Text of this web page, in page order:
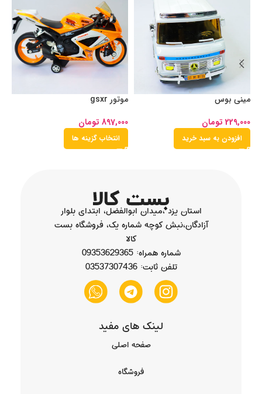
مینی بوس
229,000 تومان
افزودن به سبد خرید
موتور gsxr
897,000 تومان
انتخاب گزینه ها
استان یزد ،میدان ابوالفضل، ابتدای بلوار
آزادگان،نبش کوچه شماره یک، فروشگاه بست
کالا
شماره همراه: 09353629365
تلفن ثابت: 03537307436
لینک های مفید
صفحه اصلی
فروشگاه